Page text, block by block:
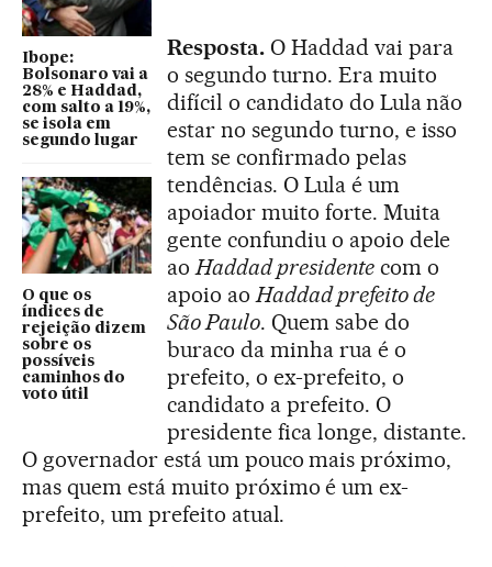
Ibope:
Bolsonaro vai a
28% e Haddad,
com salto a 19%,
se isola em
segundo lugar
O que os
índices de
rejeição dizem
sobre os
possíveis
caminhos do
voto útil
Resposta.O Haddad vai para
o segundo turno. Era muito
difícil o candidato do Lula não
estar no segundo turno, e isso
tem se confirmado pelas
tendências. O Lula é um
apoiador muito forte. Muita
gente confundiu o apoio dele
aoHaddad presidentecom o
apoio aoHaddad prefeito de
São Paulo. Quem sabe do
buraco da minha rua é o
prefeito, o ex-prefeito, o
candidato a prefeito. O
presidente fica longe, distante.
O governador está um pouco mais próximo,
mas quem está muito próximo é um ex-
prefeito, um prefeito atual.